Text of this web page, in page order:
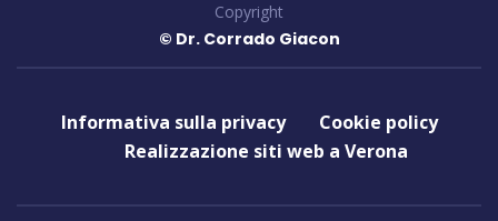
Copyright
© Dr. Corrado Giacon
Informativa sulla privacy
Cookie policy
Realizzazione siti web a Verona